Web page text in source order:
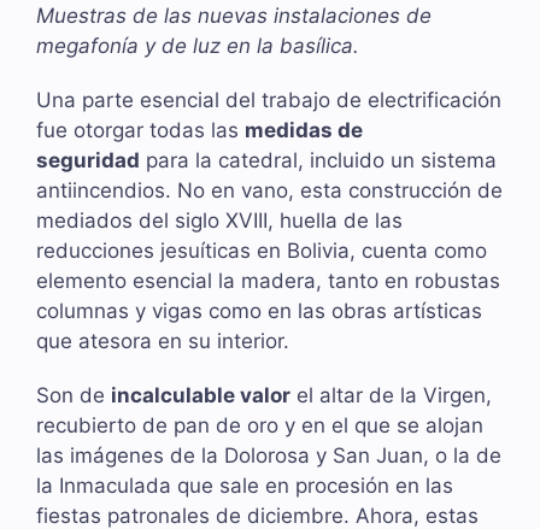
Muestras de las nuevas instalaciones de
megafonía y de luz en la basílica.
Una parte esencial del trabajo de electrificación
fue otorgar todas las medidas de
seguridad para la catedral, incluido un sistema
antiincendios. No en vano, esta construcción de
mediados del siglo XVIII, huella de las
reducciones jesuíticas en Bolivia, cuenta como
elemento esencial la madera, tanto en robustas
columnas y vigas como en las obras artísticas
que atesora en su interior.
Son de incalculable valorel altar de la Virgen,
recubierto de pan de oro y en el que se alojan
las imágenes de la Dolorosa y San Juan, o la de
la Inmaculada que sale en procesión en las
fiestas patronales de diciembre. Ahora, estas